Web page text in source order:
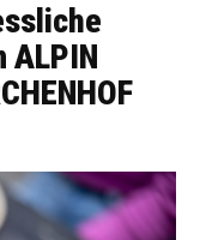
ALPIN